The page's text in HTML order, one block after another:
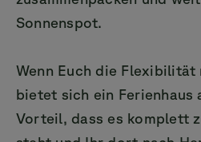
Sonnenspot.
Wenn Euch die
bietet sich ein Ferienhaus
Vorteil, dass es komplett